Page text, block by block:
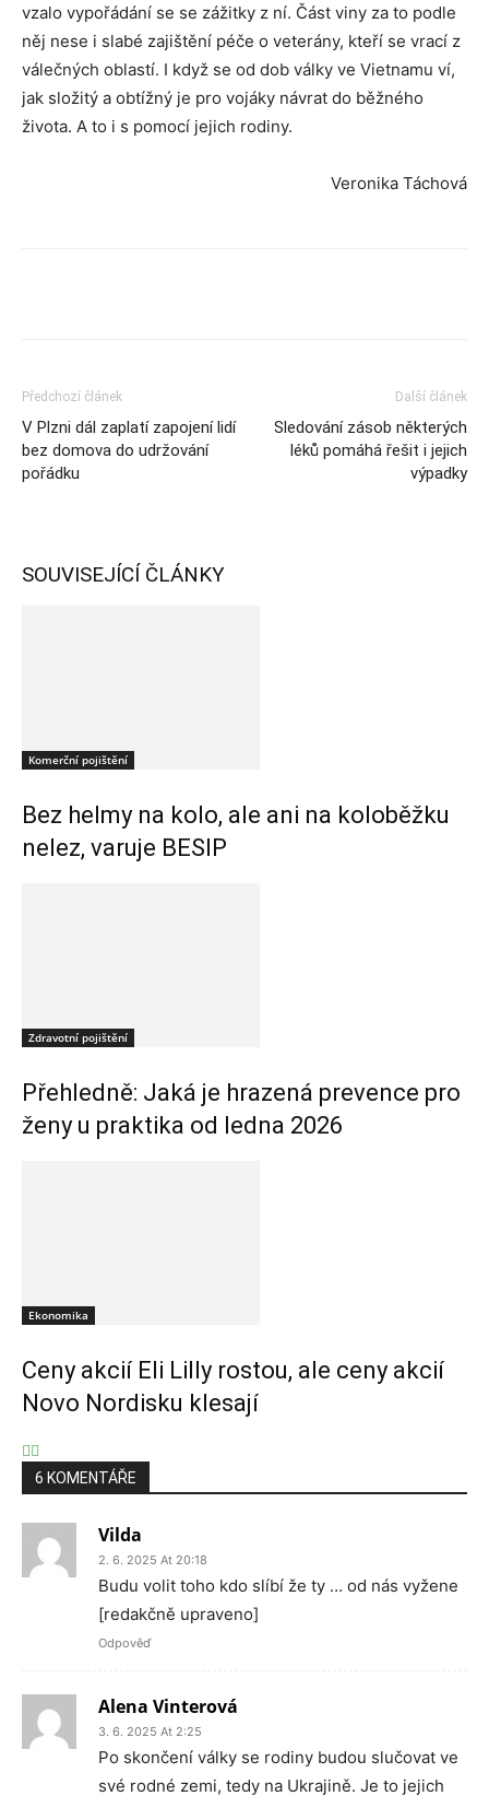
vzalo vypořádání se se zážitky z ní. Část viny za to podle
něj nese i slabé zajištění péče o veterány, kteří se vrací z
válečných oblastí. I když se od dob války ve Vietnamu ví,
jak složitý a obtížný je pro vojáky návrat do běžného
života. A to i s pomocí jejich rodiny.
Veronika Táchová
Předchozí článek
V Plzni dál zaplatí zapojení lidí
bez domova do udržování
pořádku
Další článek
Sledování zásob některých
léků pomáhá řešit i jejich
výpadky
SOUVISEJÍCÍ ČLÁNKY
Komerční pojištění
Bez helmy na kolo, ale ani na koloběžku
nelez, varuje BESIP
Zdravotní pojištění
Přehledně: Jaká je hrazená prevence pro
ženy u praktika od ledna 2026
Ekonomika
Ceny akcií Eli Lilly rostou, ale ceny akcií
Novo Nordisku klesají
6 KOMENTÁŘE
Vilda
2. 6. 2025 At 20:18
Budu volit toho kdo slíbí že ty … od nás vyžene
[redakčně upraveno]
Odpověď
Alena Vinterová
3. 6. 2025 At 2:25
Po skončení války se rodiny budou slučovat ve
své rodné zemi, tedy na Ukrajině. Je to jejich